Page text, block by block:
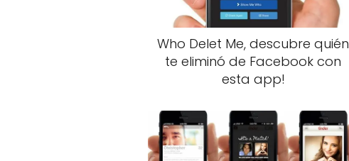
Who Delet Me, descubre quién
te eliminó de Facebook con
esta app!